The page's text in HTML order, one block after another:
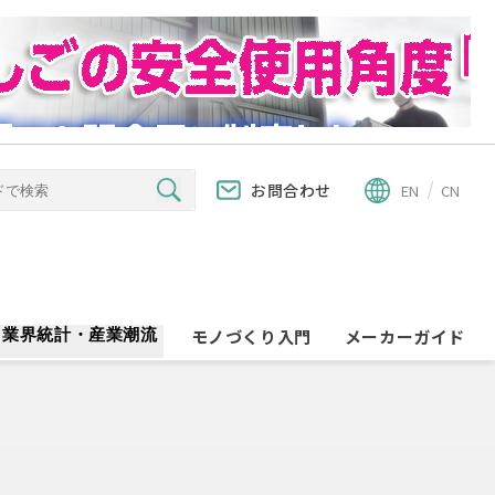
お問合わせ EN CN
業界統計・産業潮流 モノづくり入門 メーカーガイド